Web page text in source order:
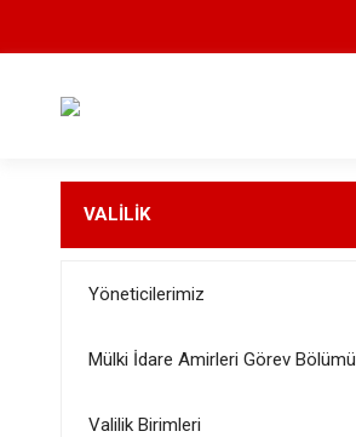
VALİLİK
Yöneticilerimiz
Mülki İdare Amirleri Görev Bölümü
Valilik Birimleri